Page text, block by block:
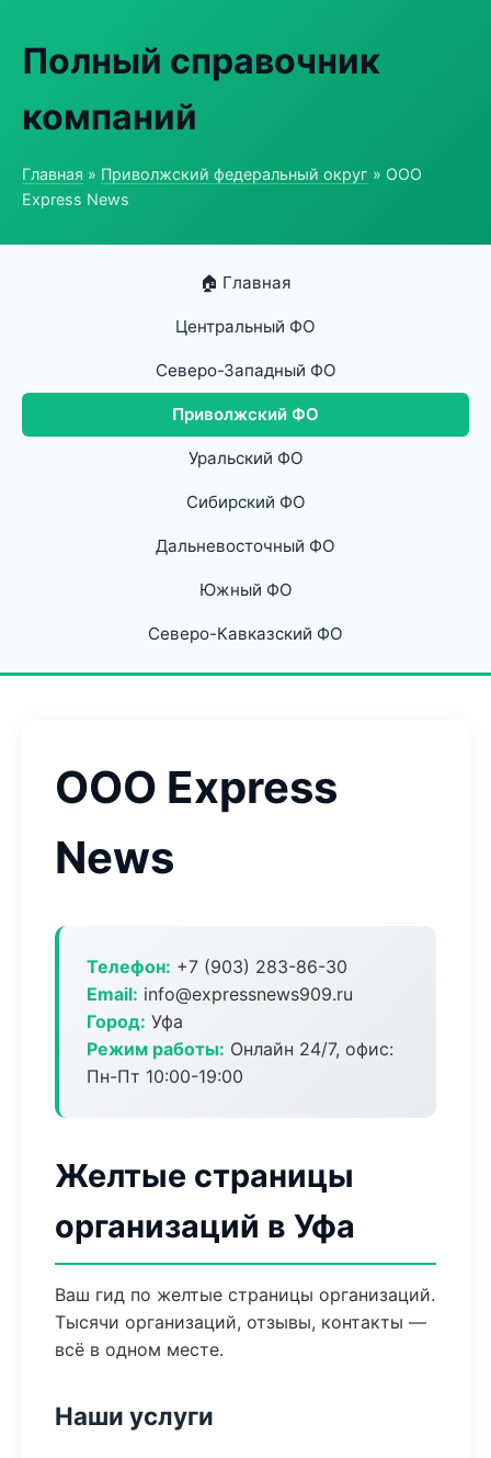
Полный справочник
компаний
Главная » Приволжский федеральный округ » ООО
Express News
🏠 Главная
Центральный ФО
Северо-Западный ФО
Приволжский ФО
Уральский ФО
Сибирский ФО
Дальневосточный ФО
Южный ФО
Северо-Кавказский ФО
ООО Express
News
Телефон: +7 (903) 283-86-30
Email: info@expressnews909.ru
Город: Уфа
Режим работы: Онлайн 24/7, офис:
Пн-Пт 10:00-19:00
Желтые страницы
организаций в Уфа
Ваш гид по желтые страницы организаций.
Тысячи организаций, отзывы, контакты —
всё в одном месте.
Наши услуги